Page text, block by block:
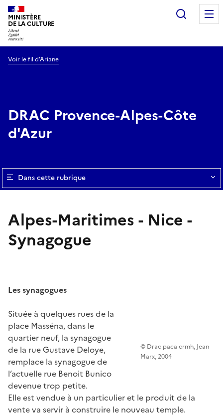
MINISTÈRE
DE LA CULTURE
Voir le fil d’Ariane
DRAC Provence-Alpes-Côte
d'Azur
Dans cette rubrique
Alpes-Maritimes - Nice -
Synagogue
Les synagogues
© Drac paca crmh, Jean
Marx, 2004
Située à quelques rues de la
place Masséna, dans le
quartier neuf, la synagogue
de la rue Gustave Deloye,
remplace la synagogue de
l’actuelle rue Benoit Bunico
devenue trop petite.
Elle est vendue à un particulier et le produit de la
vente va servir à construire le nouveau temple.